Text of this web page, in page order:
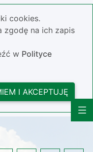
cookies.
zgodę na ich zapis
w Polityce
I AKCEPTUJĘ